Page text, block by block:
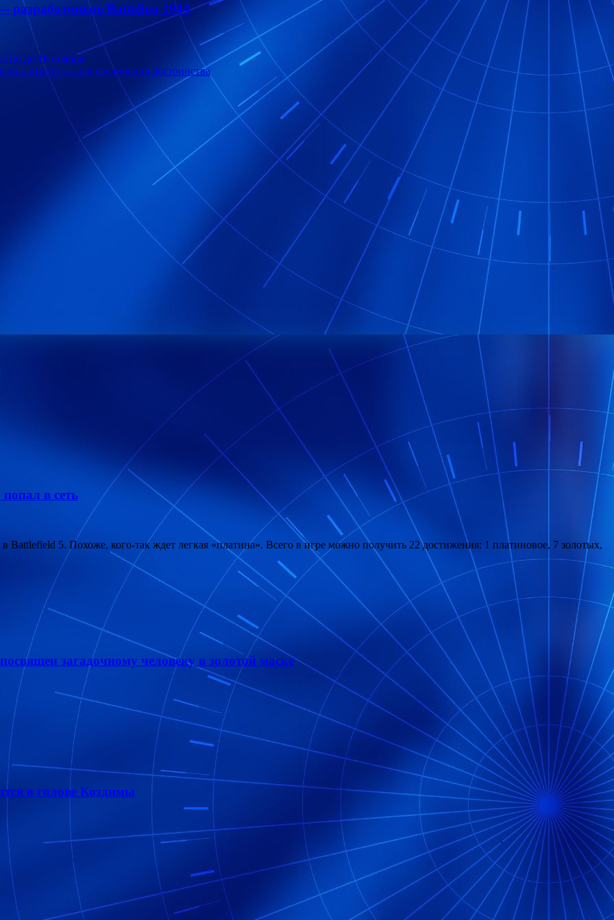
разработчиков Battalion 1944
до 18 ноября
атрибуты для увеличения достоинства
в сеть
5. Похоже, кого-так ждет легкая «платина». Всего в игре можно получить 22 достижения: 1 платиновое, 7 золотых,
загадочному человеку в золотой маске
в голове Коздимы